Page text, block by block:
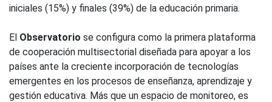
iniciales (15%) y finales (39%) de la educación primaria.
El Observatorio se configura como la primera plataforma
de cooperación multisectorial diseñada para apoyar a los
países ante la creciente incorporación de tecnologías
emergentes en los procesos de enseñanza, aprendizaje y
gestión educativa. Más que un espacio de monitoreo, es